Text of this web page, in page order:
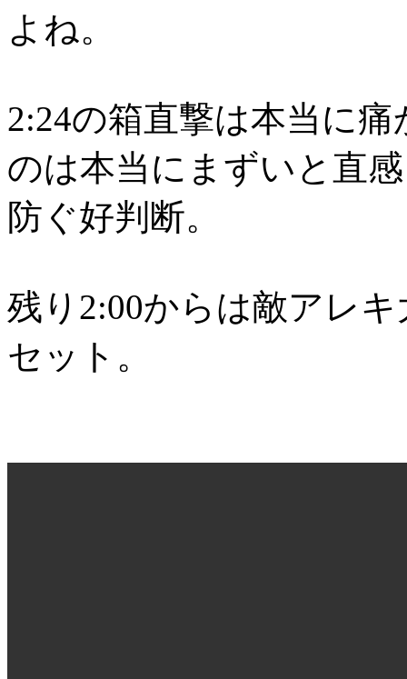
よね。
2:24の箱直撃は本当に
のは本当にまずいと直
防ぐ好判断。
残り2:00からは敵アレ
セット。